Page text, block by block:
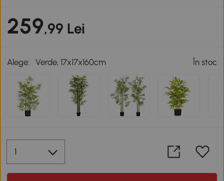
259,99 Lei
Alege: Verde, 17x17x160cm În stoc